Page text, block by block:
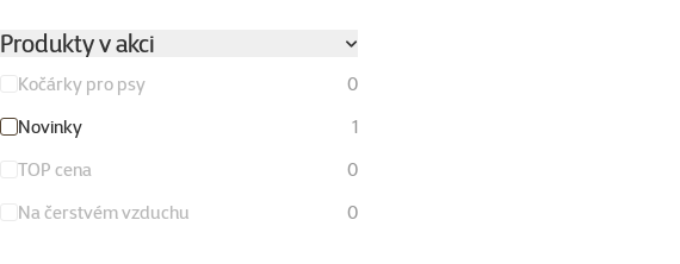
Produkty v akci
Kočárky pro psy
0
Novinky
1
TOP cena
0
Na čerstvém vzduchu
0